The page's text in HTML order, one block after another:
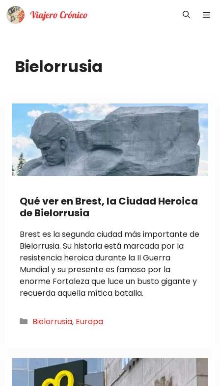
Saltar
Bielorrusia
Qué ver en Brest, la Ciudad Heroica
de Bielorrusia
Brest es la segunda ciudad más importante de
Bielorrusia. Su historia está marcada por la
resistencia heroica durante la II Guerra
Mundial y su presente es famoso por la
enorme Fortaleza que luce un busto gigante y
recuerda aquella mítica batalla.
Categorías
Bielorrusia, Europa